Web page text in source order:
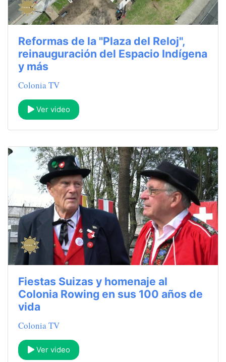
Reformas de la "Plaza del Reloj",
reinauguración del Espacio Indígena
y más
Colonia TV
Ver video
Fiestas Suizas y homenaje al
Colonia Rowing en sus 100 años de
vida
Colonia TV
Ver video